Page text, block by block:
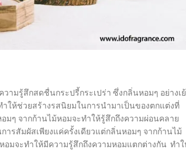
มรู้สึกสดชื่นกระปรี้กระเปร่า ซึ่งกลิ่นหอมๆ อย่างเ
ให้ช่วยสร้างรสนิยมในการนำมาเป็นของตกแต่งที่
มๆ จากก้านไม้หอมจะทำให้รู้สึกถึงความผ่อนคลาย
รสัมผัสเพียงแค่ครั้งเดียวแต่กลิ่นหอมๆ จากก้านไม้
มจะทำให้มีความรู้สึกถึงความหอมแตกต่างกัน ทำ